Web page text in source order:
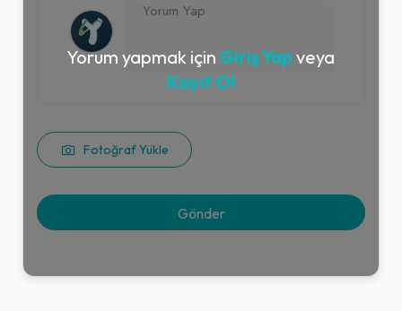
Fotoğraf Yükle
Yorum yapmak için Giriş Yap veya
Kayıt Ol